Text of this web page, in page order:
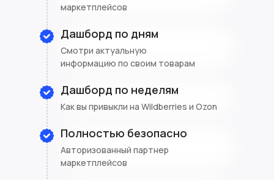
Полностью безопасно
Авторизованный партнер
маркетплейсов
Как вы привыкли на Wildberries и Ozon
Дашборд по неделям
Дашборд по дням
Смотри актуальную
информацию по своим товарам
маркетплейсов